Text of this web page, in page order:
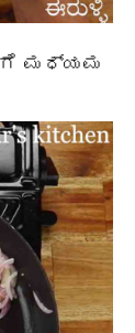
ಮಧ್ಯಮ